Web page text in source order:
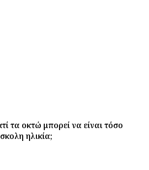
τα οκτώ μπορεί να είναι τόσο
ηλικία;